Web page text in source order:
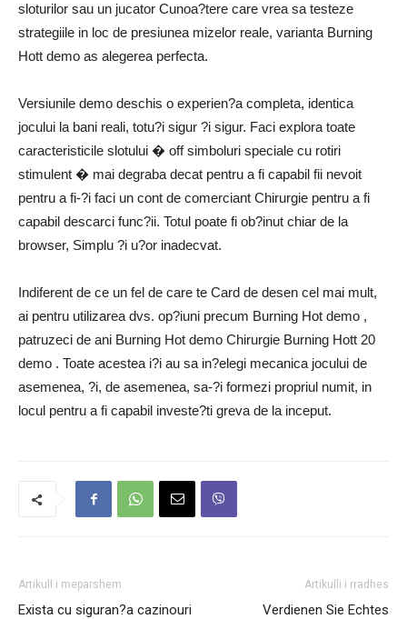
sloturilor sau un jucator Cunoa?tere care vrea sa testeze
strategiile in loc de presiunea mizelor reale, varianta Burning
Hott demo as alegerea perfecta.
Versiunile demo deschis o experien?a completa, identica
jocului la bani reali, totu?i sigur ?i sigur. Faci explora toate
caracteristicile slotului � off simboluri speciale cu rotiri
stimulent � mai degraba decat pentru a fi capabil fii nevoit
pentru a fi-?i faci un cont de comerciant Chirurgie pentru a fi
capabil descarci func?ii. Totul poate fi ob?inut chiar de la
browser, Simplu ?i u?or inadecvat.
Indiferent de ce un fel de care te Card de desen cel mai mult,
ai pentru utilizarea dvs. op?iuni precum Burning Hot demo ,
patruzeci de ani Burning Hot demo Chirurgie Burning Hott 20
demo . Toate acestea i?i au sa in?elegi mecanica jocului de
asemenea, ?i, de asemenea, sa-?i formezi propriul numit, in
locul pentru a fi capabil investe?ti greva de la inceput.
Artikull i meparshem
Exista cu siguran?a cazinouri
Artikulli i rradhes
Verdienen Sie Echtes